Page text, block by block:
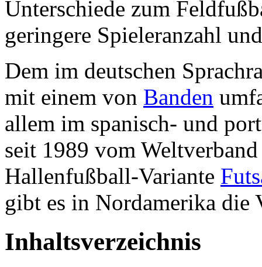
Unterschiede zum
geringere Spieleranzahl
Dem im deutschen
mit einem von Banden
allem im spanisch- und
seit 1989 vom
Hallenfußball-Variante
gibt es in Nordamerika die
Inhaltsverzeichnis